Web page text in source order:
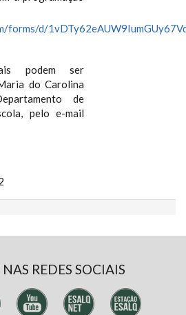
forms/d/
podem ser
do Carolina
de
pelo e-mail
REDES SOCIAIS